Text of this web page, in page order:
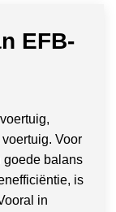
EFB-
Voor
goede balans
is
in